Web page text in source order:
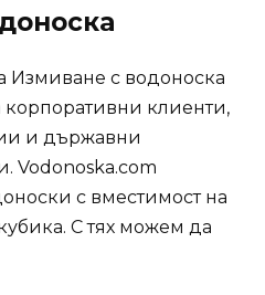
Измиване с водоноска
клиенти,
и държавни
Vodonoska.com
с вместимост на
С тях можем да